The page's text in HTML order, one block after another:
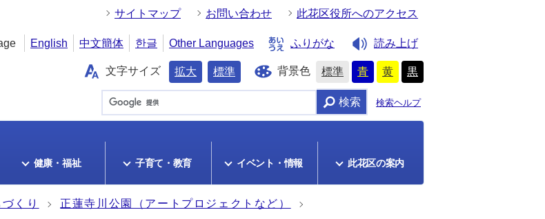
サイトマップ お問い合わせ 此花区役所へのアクセス
English 中文簡体 한글 Other Languages ふりがな 読み上げ
文字サイズ 拡大 標準 背景色 標準 青 黄 黒
検索 検索ヘルプ
健康・福祉 子育て・教育 イベント・情報 此花区の案内
くり
正蓮寺川公園（アートプロジェクトなど）